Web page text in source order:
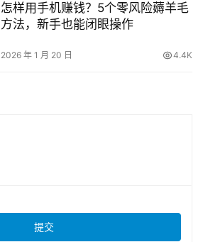
怎样用手机赚钱？5个零风险薅羊毛
方法，新手也能闭眼操作
2026 年 1 月 20 日 4.4K
提交